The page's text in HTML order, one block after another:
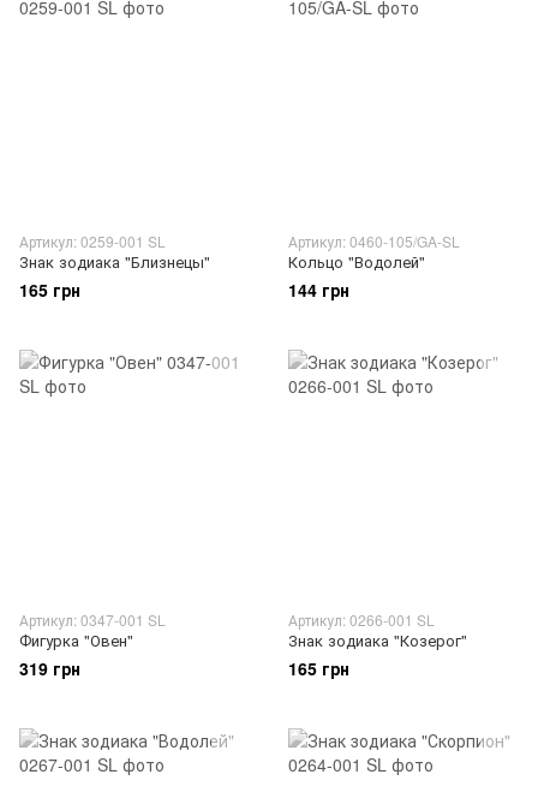
Артикул: 0259-001 SL
Знак зодиака "Близнецы"
165 грн
Артикул: 0460-105/GA-SL
Кольцо "Водолей"
144 грн
Артикул: 0347-001 SL
Фигурка "Овен"
319 грн
Артикул: 0266-001 SL
Знак зодиака "Козерог"
165 грн